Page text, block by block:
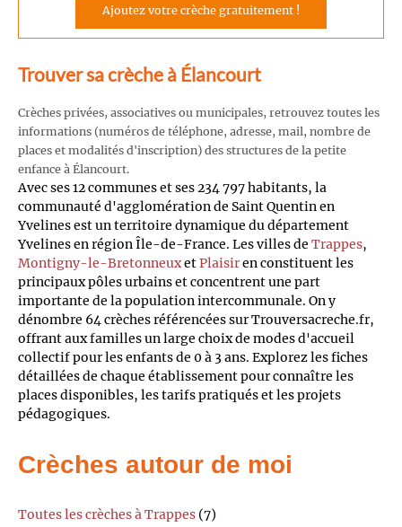
Ajoutez votre crèche gratuitement !
Trouver sa crèche à Élancourt
Crèches privées, associatives ou municipales, retrouvez toutes les
informations (numéros de téléphone, adresse, mail, nombre de
places et modalités d'inscription) des structures de la petite
enfance à Élancourt.
Avec ses 12 communes et ses 234 797 habitants, la
communauté d'agglomération de Saint Quentin en
Yvelines est un territoire dynamique du département
Yvelines en région Île-de-France. Les villes de Trappes,
Montigny-le-BretonneuxetPlaisiren constituent les
principaux pôles urbains et concentrent une part
importante de la population intercommunale. On y
dénombre 64 crèches référencées sur Trouversacreche.fr,
offrant aux familles un large choix de modes d'accueil
collectif pour les enfants de 0 à 3 ans. Explorez les fiches
détaillées de chaque établissement pour connaître les
places disponibles, les tarifs pratiqués et les projets
pédagogiques.
Crèches autour de moi
Toutes les crèches à Trappes (7)